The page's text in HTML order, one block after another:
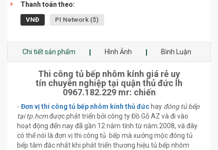
Thanh toán theo:
VNĐ PI Network ($)
Chi tiết sản phẩm Hình Ảnh Bình Luận
Thi công tủ bếp nhôm kính giá rẻ uy
tín chuyên nghiệp tại quận thủ đức lh
0967.182.229 mr: chiến
- Đơn vị thi công tủ bếp nhôm kính thủ đức hay đóng tủ bếp
tại tp.hcmđược phát triển bởi công ty Đồ Gỗ AZ và đi vào
hoạt động đến nay đã gần 12 năm tính từ năm 2008, và đây
có thể nói là đơn vị thi công tủ bếp mà xưởng mộc đóng tủ
bếp tâm đắc nhất khi phát triển thương hiệu tủ bếp nhôm